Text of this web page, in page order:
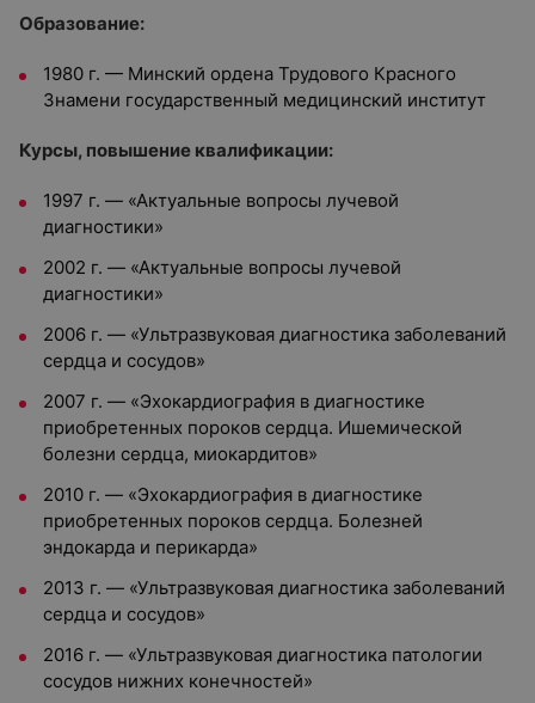
Образование:
1980 г. — Минский ордена Трудового Красного
Знамени государственный медицинский институт
Курсы, повышение квалификации:
1997 г. — «Актуальные вопросы лучевой
диагностики»
2002 г. — «Актуальные вопросы лучевой
диагностики»
2006 г. — «Ультразвуковая диагностика заболеваний
сердца и сосудов»
2007 г. — «Эхокардиография в диагностике
приобретенных пороков сердца. Ишемической
болезни сердца, миокардитов»
2010 г. — «Эхокардиография в диагностике
приобретенных пороков сердца. Болезней
эндокарда и перикарда»
2013 г. — «Ультразвуковая диагностика заболеваний
сердца и сосудов»
2016 г. — «Ультразвуковая диагностика патологии
сосудов нижних конечностей»